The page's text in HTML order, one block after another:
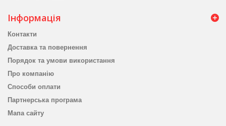
Інформація
Контакти
Доставка та повернення
Порядок та умови використання
Про компанію
Способи оплати
Партнерська програма
Мапа сайту